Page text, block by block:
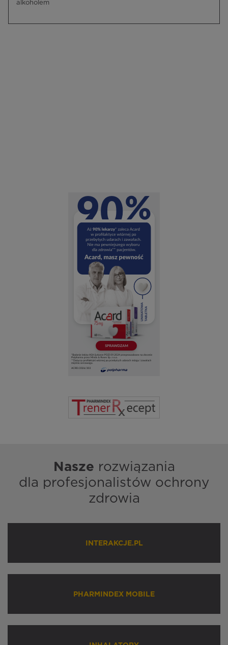
alkoholem
Nasze rozwiązania
dla profesjonalistów ochrony
zdrowia
INTERAKCJE.PL
PHARMINDEX MOBILE